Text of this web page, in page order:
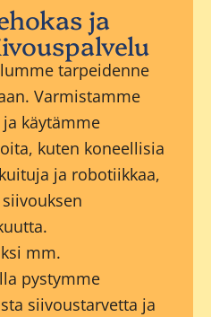
ja
tarpeidenne
Varmistamme
käytämme
kuten koneellisia
ja robotiikkaa,
mm.
pystymme
siivoustarvetta ja